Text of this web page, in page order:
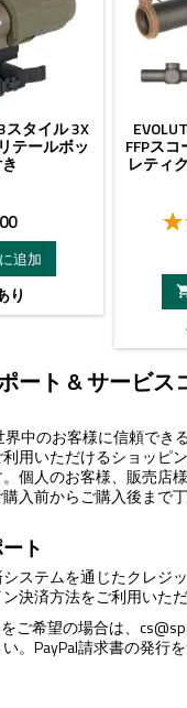
スタイル 3X
テールボッ
追加
り
FFPスコ
レティ
ート & サービス
界中のお客様に信頼でき
用いただけるショッピ
個人のお客様、販売店
入前からご購入後まで
ト
ステムを通じたクレジ
決済方法をご利用いただ
ご希望の場合は、
。PayPal請求書の発行